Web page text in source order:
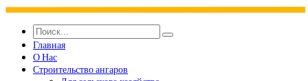
Главная
О Нас
Строительство ангаров